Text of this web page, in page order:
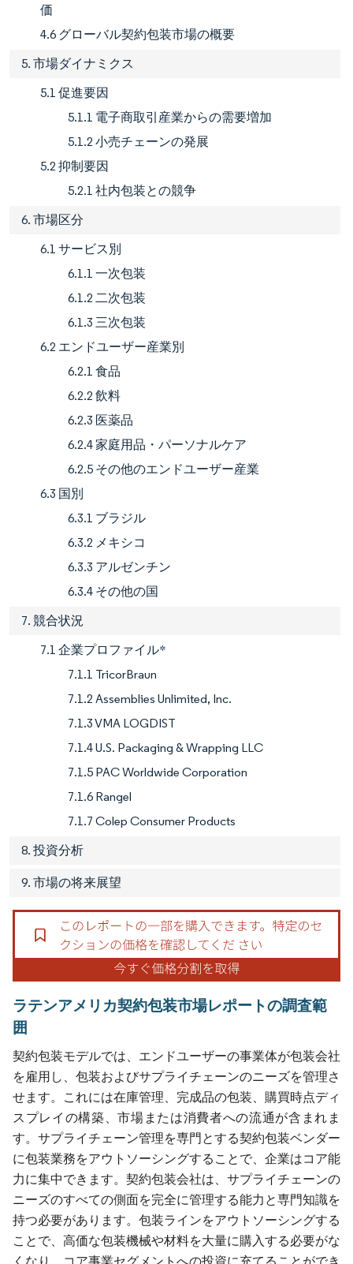
価
4.6 グローバル契約包装市場の概要
5. 市場ダイナミクス
5.1 促進要因
5.1.1 電子商取引産業からの需要増加
5.1.2 小売チェーンの発展
5.2 抑制要因
5.2.1 社内包装との競争
6. 市場区分
6.1 サービス別
6.1.1 一次包装
6.1.2 二次包装
6.1.3 三次包装
6.2 エンドユーザー産業別
6.2.1 食品
6.2.2 飲料
6.2.3 医薬品
6.2.4 家庭用品・パーソナルケア
6.2.5 その他のエンドユーザー産業
6.3 国別
6.3.1 ブラジル
6.3.2 メキシコ
6.3.3 アルゼンチン
6.3.4 その他の国
7. 競合状況
7.1 企業プロファイル*
7.1.1 TricorBraun
7.1.2 Assemblies Unlimited, Inc.
7.1.3 VMA LOGDIST
7.1.4 U.S. Packaging & Wrapping LLC
7.1.5 PAC Worldwide Corporation
7.1.6 Rangel
7.1.7 Colep Consumer Products
8. 投資分析
9. 市場の将来展望
ラテンアメリカ契約包装市場レポートの調査範
囲
契約包装モデルでは、エンドユーザーの事業体が包装会社
を雇用し、包装およびサプライチェーンのニーズを管理さ
せます。これには在庫管理、完成品の包装、購買時点ディ
スプレイの構築、市場または消費者への流通が含まれま
す。サプライチェーン管理を専門とする契約包装ベンダー
に包装業務をアウトソーシングすることで、企業はコア能
力に集中できます。契約包装会社は、サプライチェーンの
ニーズのすべての側面を完全に管理する能力と専門知識を
持つ必要があります。包装ラインをアウトソーシングする
ことで、高価な包装機械や材料を大量に購入する必要がな